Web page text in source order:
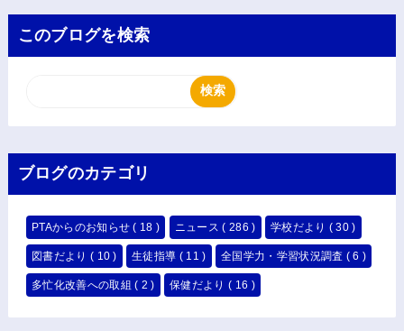
このブログを検索
ブログのカテゴリ
PTAからのお知らせ( 18 ) ニュース( 286 ) 学校だより ( 30 )
図書だより ( 10 ) 生徒指導 ( 11 ) 全国学力・学習状況調査 ( 6 )
多忙化改善への取組( 2 ) 保健だより( 16 )